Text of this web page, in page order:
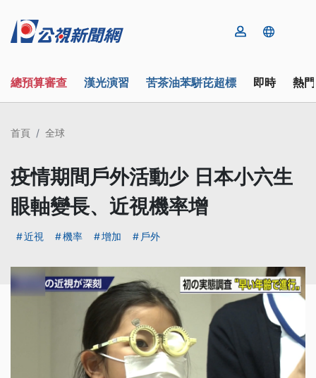
總預算審查 漢光演習 苦茶油苯駢芘超標 即時 熱
首頁 全球
疫情期間戶外活動少 日本小六生
眼軸變長、近視機率增
近視 機率 增加 戶外